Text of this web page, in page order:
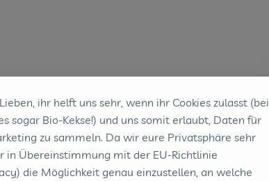
ihr helft uns sehr, wenn ihr Cookies zulasst (bei
sogar Bio-Kekse!) und uns somit erlaubt, Daten für
zu sammeln. Da wir eure Privatsphäre sehr
in Übereinstimmung mit der EU-Richtlinie
die Möglichkeit genau einzustellen, an welche